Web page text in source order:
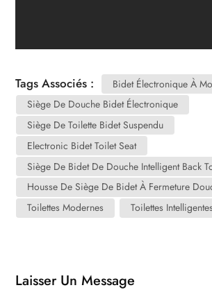
Tags Associés :
Bidet Électronique À
Siège De Douche Bidet Électronique
Siège De Toilette Bidet Suspendu
Electronic Bidet Toilet Seat
Siège De Bidet De Douche Intelligent Back
Housse De Siège De Bidet À Fermeture
Toilettes Modernes
Toilettes
Laisser Un Message